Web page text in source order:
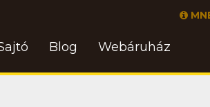
Blog Webáruház